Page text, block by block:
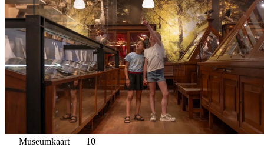
Museumkaart 10